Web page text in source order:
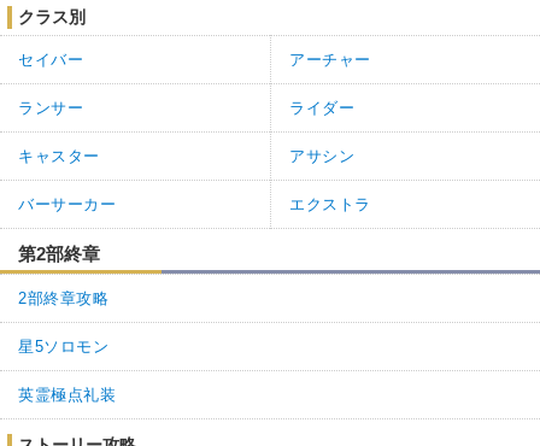
クラス別
セイバー アーチャー
ランサー ライダー
キャスター アサシン
バーサーカー エクストラ
第2部終章
2部終章攻略
星5ソロモン
英霊極点礼装